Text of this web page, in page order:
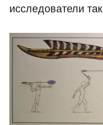
исследователи